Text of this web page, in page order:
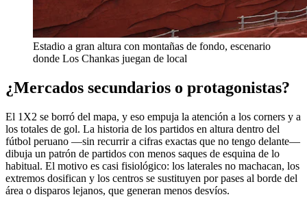
Estadio a gran altura con montañas de fondo, escenario
donde Los Chankas juegan de local
¿Mercados secundarios o protagonistas?
El 1X2 se borró del mapa, y eso empuja la atención a los corners y a
los totales de gol. La historia de los partidos en altura dentro del
fútbol peruano —sin recurrir a cifras exactas que no tengo delante—
dibuja un patrón de partidos con menos saques de esquina de lo
habitual. El motivo es casi fisiológico: los laterales no machacan, los
extremos dosifican y los centros se sustituyen por pases al borde del
área o disparos lejanos, que generan menos desvíos.